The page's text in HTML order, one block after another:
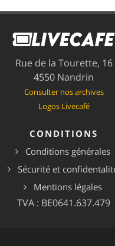
Rue de la Tourette, 16
4550 Nandrin
Consulter nos archives
Logos Livecafé
CONDITIONS
Conditions générales
Sécurité et
Mentions légales
TVA : BE0641.637.479